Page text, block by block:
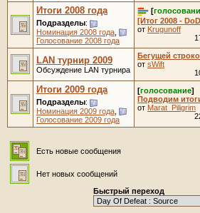
Итоги 2008 года
Подразделы:
Номинация 2008 года
Голосование 2008 года
[
[Итог 2008 -
от Krugunoff
LAN турнир 2009
Обсуждение LAN турнира
Бегущей
от sWift
Итоги 2009 года
Подразделы:
Номинация 2009 года
Голосование 2009 года
[голосование]
Подводим
от Marat_Piligrim
Есть новые сообщения
Нет новых сообщений
Быстрый переход